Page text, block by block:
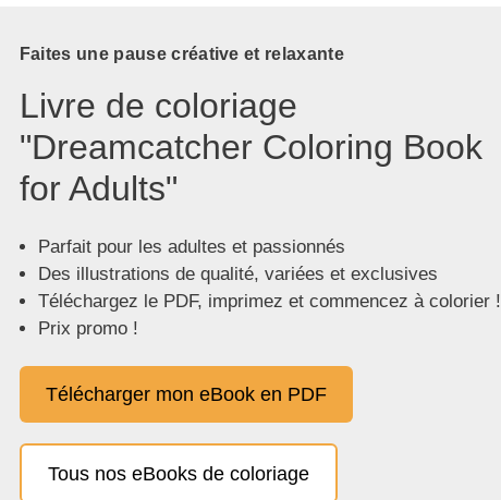
Faites une pause créative et relaxante
Livre de coloriage
"Dreamcatcher Coloring Book
for Adults"
Parfait pour les adultes et passionnés
Des illustrations de qualité, variées et exclusives
Téléchargez le PDF, imprimez et commencez à colorier !
Prix promo !
Télécharger mon eBook en PDF
Tous nos eBooks de coloriage